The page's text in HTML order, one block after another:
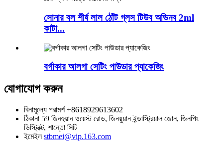
সোনার বল শীর্ষ লাল ঠোঁট গ্লস টিউব অভিনব 2ml
কাটা...
বর্গাকার আলগা সেটিং পাউডার প্যাকেজিং
যোগাযোগ করুন
বিনামূল্যে পরামর্শ +8618929613602
ঠিকানা 59 জিনহুয়ান ওয়েস্ট রোড, জিনয়ুয়ান ইন্ডাস্ট্রিয়াল জোন, জিনপিং
ডিস্ট্রিক্ট, শান্তো সিটি
ইমেইল stbmei@vip.163.com